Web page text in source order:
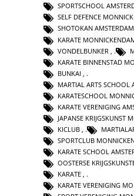
SPORTSCHOOL
SELF DEFENCE
SHOTOKAN AMSTERDAM
KARATE
VONDELBUNKER
KARATE BINNENSTAD
BUNKAI
MARTIAL ARTS SCHOOL
KARATESCHOOL
KARATE VERENIGING
JAPANSE KRIJGSKUNST
KICLUB ,
SPORTCLUB
KARATE SCHOOL
OOSTERSE
KARATE ,
KARATE VERENIGING